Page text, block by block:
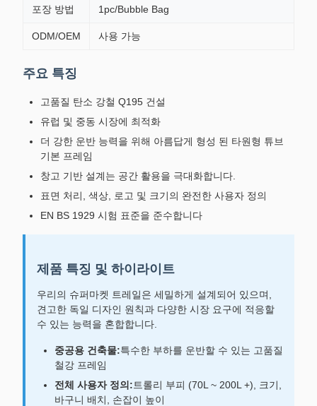
포장 방법 1pc/Bubble Bag
ODM/OEM 사용 가능
주요 특징
고품질 탄소 강철 Q195 건설
유럽 및 중동 시장에 최적화
더 강한 운반 능력을 위해 아름답게 형성 된 타원형 튜브
기본 프레임
창고 기반 설계는 공간 활용을 극대화합니다.
표면 처리, 색상, 로고 및 크기의 완전한 사용자 정의
EN BS 1929 시험 표준을 준수합니다
제품 특징 및 하이라이트
우리의 슈퍼마켓 트레일은 세밀하게 설계되어 있으며,
견고한 독일 디자인 원칙과 다양한 시장 요구에 적응할
수 있는 능력을 혼합합니다.
중공용 건축물:특수한 부하를 운반할 수 있는 고품질
철강 프레임
전체 사용자 정의:트롤리 부피 (70L ~ 200L +), 크기,
바구니 배치, 손잡이 높이